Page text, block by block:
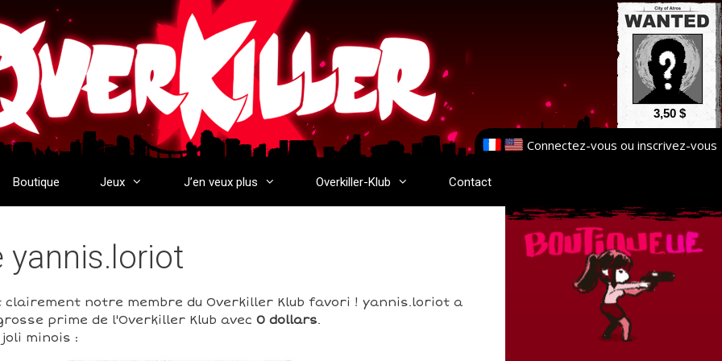
3,50 $
Connectez-vous ou inscrivez-vous
Boutique Jeux J’en veux plus Overkiller-Klub Contact
yannis.loriot
notre membre du Overkiller Klub favori ! yannis.loriot a
prime de l'Overkiller Klub avec 0 dollars.
minois :